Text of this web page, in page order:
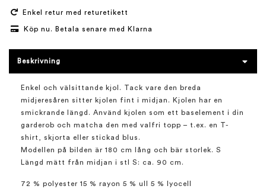
Enkel retur med returetikett
Köp nu. Betala senare med Klarna
Beskrivning
Enkel och välsittande kjol. Tack vare den breda
midjeresåren sitter kjolen fint i midjan. Kjolen har en
smickrande längd. Använd kjolen som ett baselement i din
garderob och matcha den med valfri topp – t.ex. en T-
shirt, skjorta eller stickad blus.
Modellen på bilden är 180 cm lång och bär storlek. S
Längd mätt från midjan i stl S: ca. 90 cm.
72 % polyester 15 % rayon 5 % ull 5 % lyocell